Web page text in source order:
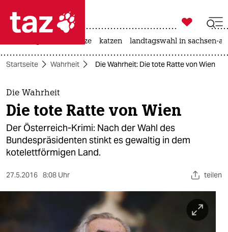
 taz zahl ich
taz zahl ich
themen
politik
öko
gesellschaft

taz zahl ich
hitze katzen landtagswahl in sachsen-
Startseite Wahrheit Die Wahrheit: Die tote Ratte von Wien
Die Wahrheit
Die tote Ratte von Wien
Der Österreich-Krimi: Nach der Wahl des
Bundespräsidenten stinkt es gewaltig in dem
kotelettförmigen Land.
27.5.2016 8:08 Uhr teilen